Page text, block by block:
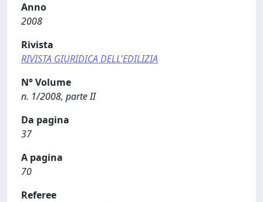
Anno
2008
Rivista
RIVISTA GIURIDICA DELL'EDILIZIA
N° Volume
n. 1/2008, parte II
Da pagina
37
A pagina
70
Referee